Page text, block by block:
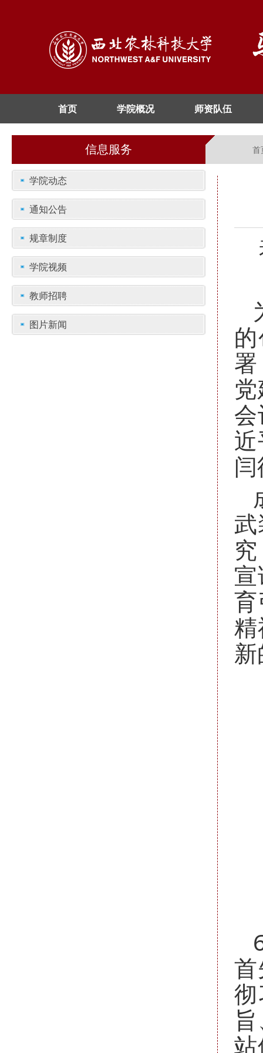
首页 学院概况 师资队伍
信息服务 首
学院动态
通知公告
规章制度
学院视频
教师招聘
图片新闻